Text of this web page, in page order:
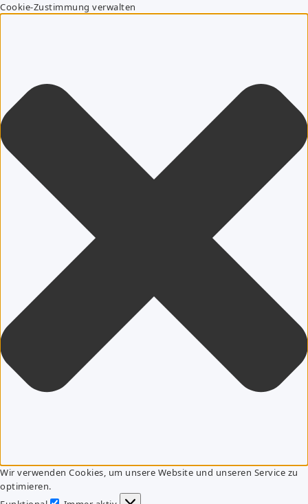
Cookie-Zustimmung verwalten
Wir verwenden Cookies, um unsere Website und unseren Service zu
optimieren.